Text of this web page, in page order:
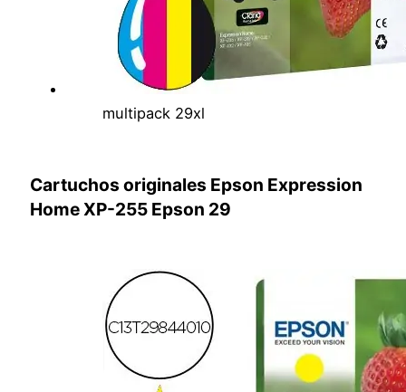
multipack 29xl
Cartuchos originales Epson Expression
Home XP-255 Epson 29